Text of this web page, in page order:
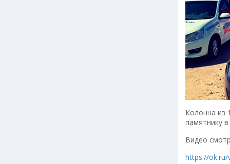
Колонна из
памятнику
Видео
https://ok.ru/